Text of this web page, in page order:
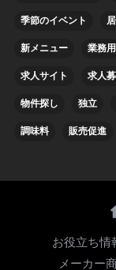
季節のイベント
新メニュー 業務用
求人サイト 求人
物件探し 独立
調味料 販売促進
お役立ち情
メーカー